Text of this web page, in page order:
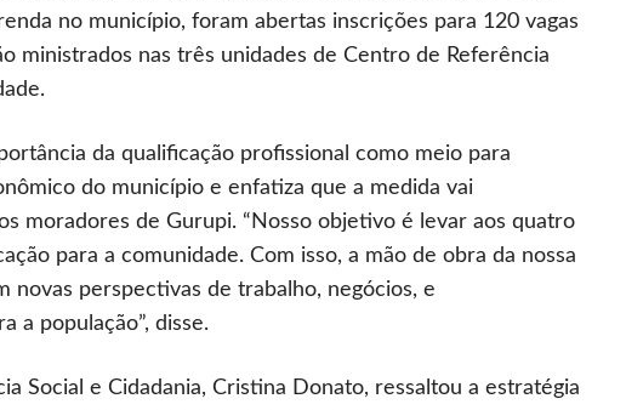
no município, foram abertas inscrições para 120 vagas
ministrados nas três unidades de Centro de Referência
da qualificação profissional como meio para
do município e enfatiza que a medida vai
moradores de Gurupi. “Nosso objetivo é levar aos quatro
para a comunidade. Com isso, a mão de obra da nossa
novas perspectivas de trabalho, negócios, e
a população”, disse.
Social e Cidadania, Cristina Donato, ressaltou a estratégia